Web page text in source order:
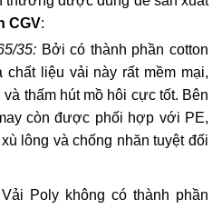
CGV:
35: Bởi có thành phần cotton
chất liệu vải này rất mềm mại,
thấm hút mồ hôi cực tốt. Bên
còn được phối hợp với PE,
lông và chống nhăn tuyệt đối
Vải Poly không có thành phần